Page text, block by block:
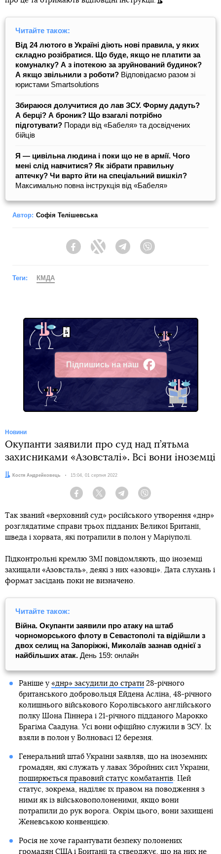
Читайте також:
Від 24 лютого в Україні діють нові правила, у яких
складно розібратися. Що буде, якщо не платити за
комуналку? А з іпотекою за зруйнований будинок?
А якщо звільнили з роботи? Відповідаємо разом зі
юристами Smartsolutions
Збираюся долучитися до лав ЗСУ. Форму дадуть?
А берці? А броник? Що взагалі потрібно
підготувати? Поради від «Бабеля» та досвідчених
бійців
Я ― цивільна людина і поки що не в армії. Чого
мені слід навчитися? Як зібрати правильну
аптечку? Чи варто йти на спеціальний вишкіл?
Максимально повна інструкція від «Бабеля»
Автор: Софія Телішевська
FacebookTwitter Telegram
Теги: КМДА
Підпишись на наш
Facebook
Новини
Окупанти заявили про суд над п’ятьма
захисниками «Азовсталі». Всі вони іноземці
Автор:Костя Андрейковець Дата:
15:04, 01 серпня 2022
Facebook Twitter Telegram
Так званий «верховний суд» російського утворення «днр»
розглядатиме справи трьох підданих Великої Британії,
шведа і хорвата, які потрапили в полон у Маріуполі.
Підконтрольні кремлю ЗМІ повідомляють, що іноземці
захищали «Азовсталь», деякі з них «азовці». Дата слухань і
формат засідань поки не визначено.
Читайте також:
Війна. Окупанти заявили про атаку на штаб
чорноморського флоту в Севастополі та відійшли з
двох селищ на Запоріжжі, Миколаїв зазнав однієї з
найбільших атак. День 159: онлайн
Раніше у «днр» засудили до страти28-річного
британського добровольця Ейдена Асліна, 48-річного
колишнього військового Королівського англійського
полку Шона Піннера і 21-річного підданого Марокко
Брагіма Саадуна. Усі вони офіційно служили в ЗСУ. Їх
взяли в полон у Волновасі 12 березня.
Генеральний штаб України заявляв, що на іноземних
громадян, які служать у лавах Збройних сил України,
поширюється правовий статус комбатантів. Цей
статус, зокрема, наділяє їх правом на поводження з
ними як із військовополоненими, якщо вони
потрапили до рук ворога. Окрім цього, вони захищені
Женевською конвенцією.
Росія не хоче гарантувати безпеку полонених
громадян США і Британії та стверджує, що на них не